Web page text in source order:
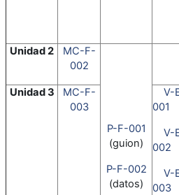
Unidad 2
MC-F-
002
P-F-001
(guion)
P-F-002
(datos)
Unidad 3
MC-F-
003
V-
001
V-
002
V-
003